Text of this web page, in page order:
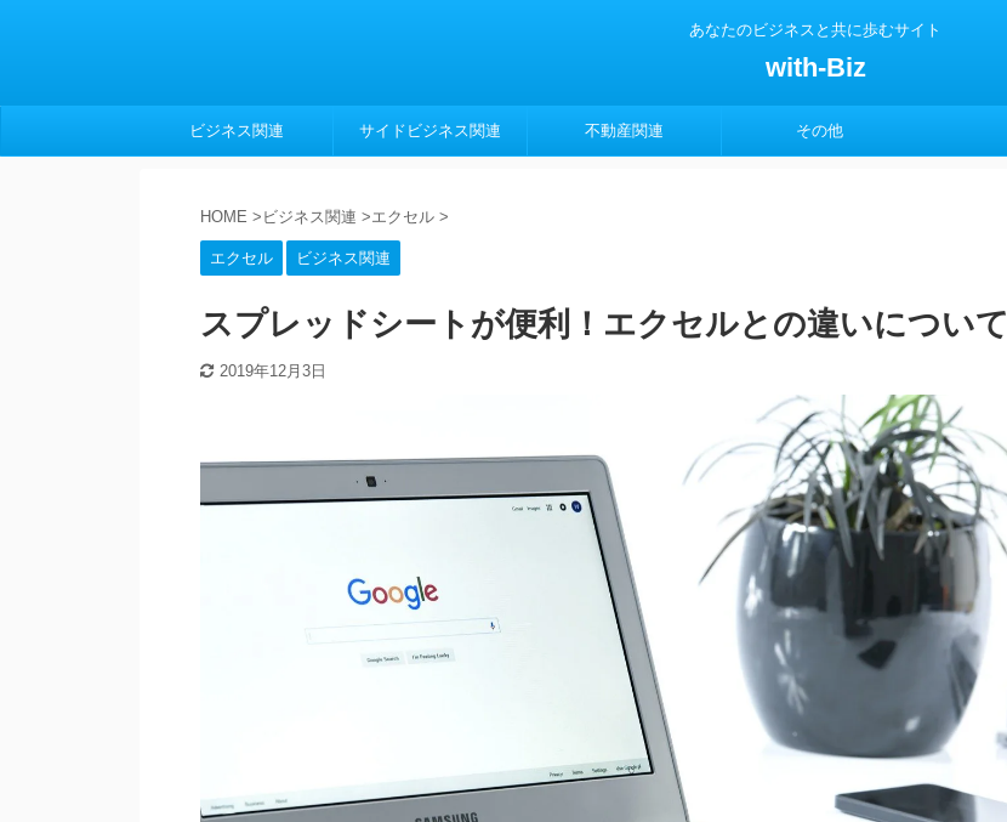
あなたのビジネスと共に歩むサイト
with-Biz
ビジネス関連 サイドビジネス関連 不動産関連 その他
HOME > ビジネス関連 >エクセル >
エクセル ビジネス関連
スプレッドシートが便利！エクセルとの違いについて
2019年12月3日